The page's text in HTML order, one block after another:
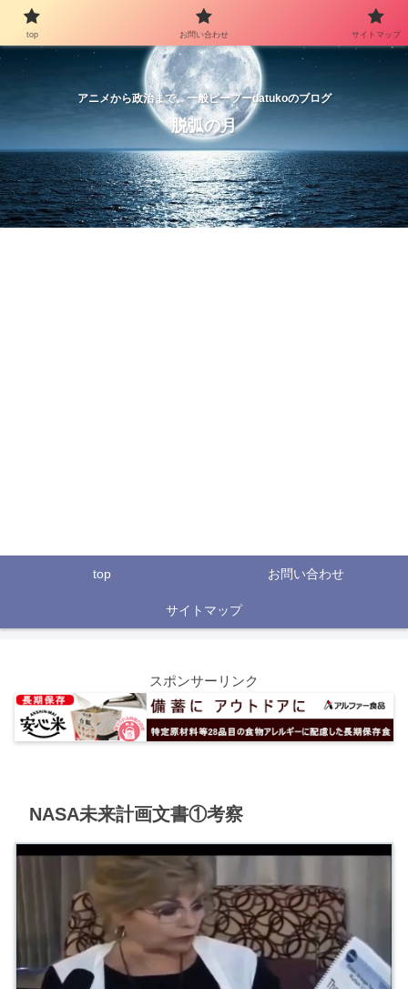
アニメから政治まで。一般ピープーdatukoのブログ
脱弧の月
top お問い合わせ
サイトマップ
スポンサーリンク
NASA未来計画文書①考察
top お問い合わせ サイトマップ